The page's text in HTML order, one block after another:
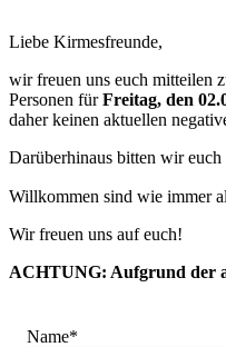
Liebe Kirmesfreunde,
wir freuen uns euch mitteilen
Personen fürFreitag, den
daher keinen aktuellen
Darüberhinaus bitten wir
Willkommen sind wie immer
Wir freuen uns auf euch!
ACHTUNG: Aufgrund der
Name*